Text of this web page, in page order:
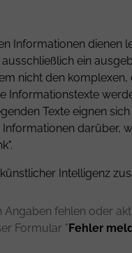
Informationen dienen
ein
nicht den
Informationstexte
Texte eignen
darüber,
Intelligenz
fehlen oder
Formular "Fehler